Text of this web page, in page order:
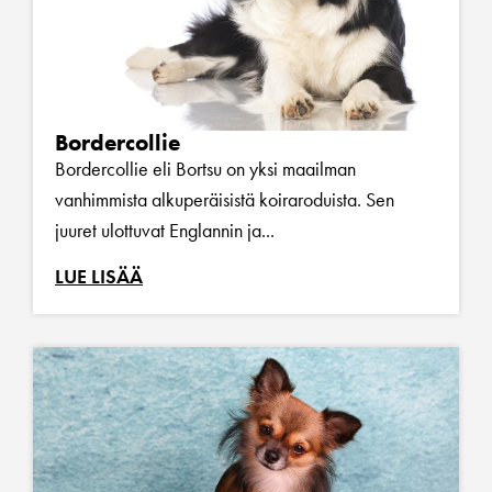
Bordercollie
Bordercollie eli Bortsu on yksi maailman
vanhimmista alkuperäisistä koiraroduista. Sen
juuret ulottuvat Englannin ja...
LUE LISÄÄ